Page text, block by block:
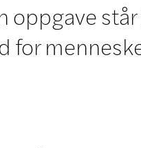
står
for